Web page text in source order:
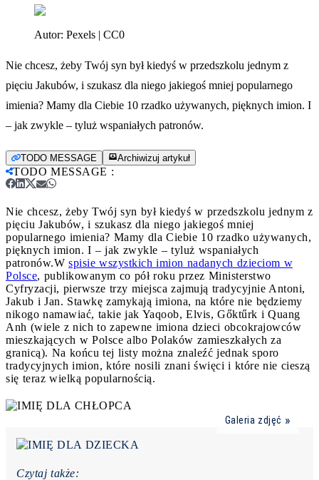
Autor: Pexels | CC0
Nie chcesz, żeby Twój syn był kiedyś w przedszkolu jednym z
pięciu Jakubów, i szukasz dla niego jakiegoś mniej popularnego
imienia? Mamy dla Ciebie 10 rzadko używanych, pięknych imion. I
– jak zwykle – tyluż wspaniałych patronów.
TODO MESSAGE Archiwizuj artykuł
TODO MESSAGE :
Nie chcesz, żeby Twój syn był kiedyś w przedszkolu jednym z
pięciu Jakubów, i szukasz dla niego jakiegoś mniej
popularnego imienia? Mamy dla Ciebie 10 rzadko używanych,
pięknych imion. I – jak zwykle – tyluż wspaniałych
patronów.W spisie wszystkich imion nadanych dzieciom w
Polsce, publikowanym co pół roku przez Ministerstwo
Cyfryzacji, pierwsze trzy miejsca zajmują tradycyjnie Antoni,
Jakub i Jan. Stawkę zamykają imiona, na które nie będziemy
nikogo namawiać, takie jak Yaqoob, Elvis, Gőktűrk i Quang
Anh (wiele z nich to zapewne imiona dzieci obcokrajowców
mieszkających w Polsce albo Polaków zamieszkałych za
granicą). Na końcu tej listy można znaleźć jednak sporo
tradycyjnych imion, które nosili znani święci i które nie cieszą
się teraz wielką popularnością.
Galeria zdjęć
Czytaj także: